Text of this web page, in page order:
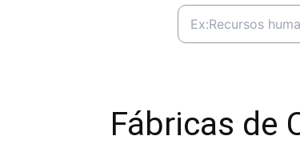
Fábricas de